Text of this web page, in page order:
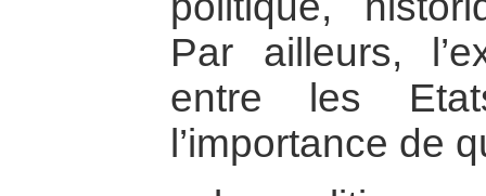
Par ailleurs,
entre les
l’importance de